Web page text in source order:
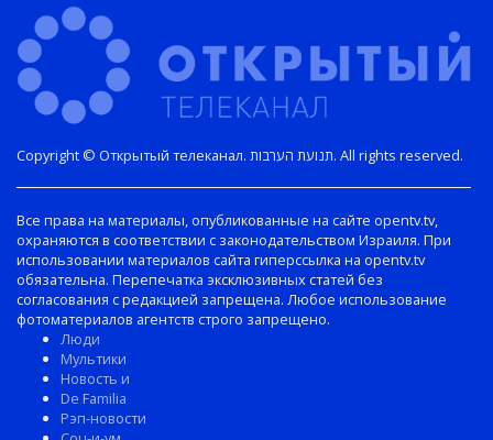
Copyright © Открытый телеканал. תנועת הערבות. All rights reserved.
Все права на материалы, опубликованные на сайте opentv.tv,
охраняются в соответствии с законодательством Израиля. При
использовании материалов сайта гиперссылка на opentv.tv
обязательна. Перепечатка эксклюзивных статей без
согласования с редакцией запрещена. Любое использование
фотоматериалов агентств строго запрещено.
Люди
Мультики
Новость и
De Familia
Рэп-новости